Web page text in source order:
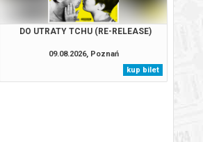
DO UTRATY TCHU (RE-RELEASE)
09.08.2026, Poznań
kup bilet